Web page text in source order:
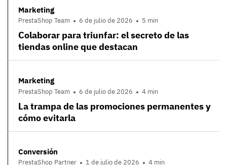
Marketing
PrestaShop Team 6 de julio de 2026 5 min
Colaborar para triunfar: el secreto de las
tiendas online que destacan
Marketing
PrestaShop Team 6 de julio de 2026 4 min
La trampa de las promociones permanentes y
cómo evitarla
Conversión
PrestaShop Partner 1 de julio de 2026 4 min